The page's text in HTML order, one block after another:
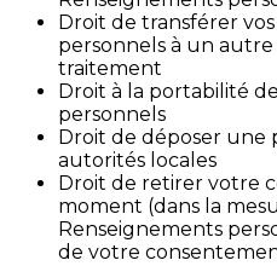
Droit de transférer
personnels à un
traitement
Droit à la portabilité
personnels
Droit de déposer une
autorités locales
Droit de retirer votre
moment (dans la
Renseignements
de votre